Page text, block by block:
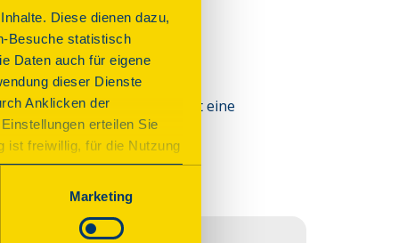
Diese dienen dazu,
Besuche statistisch
Daten auch für eigene
dieser Dienste
Anklicken der
erteilen Sie
ist freiwillig, für die Nutzung
Sie das Consent Tool
notwendig und für den
Marketing
Türen. Die Gäste erwartet eine
das Gebäude.